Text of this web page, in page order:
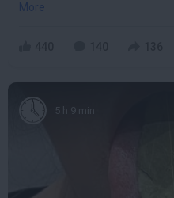
More
5 h 9 min